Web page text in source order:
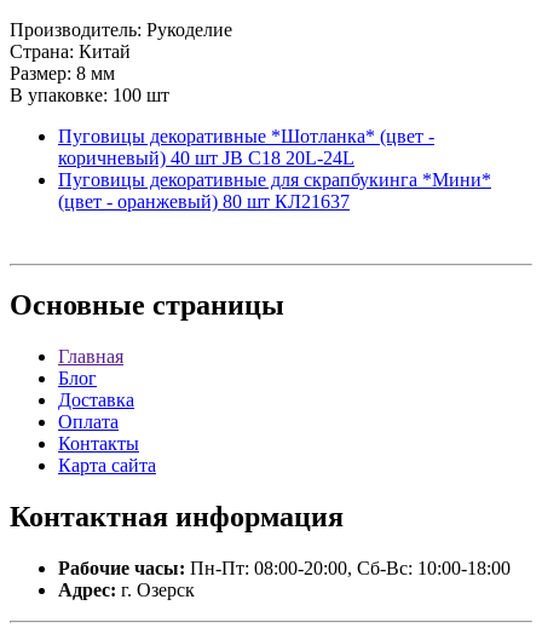
Производитель: Рукоделие
Страна: Китай
Размер: 8 мм
В упаковке: 100 шт
Пуговицы декоративные *Шотланка* (цвет -
коричневый) 40 шт JB C18 20L-24L
Пуговицы декоративные для скрапбукинга *Мини*
(цвет - оранжевый) 80 шт КЛ21637
Основные страницы
Главная
Блог
Доставка
Оплата
Контакты
Карта сайта
Контактная информация
Рабочие часы: Пн-Пт: 08:00-20:00, Сб-Вс: 10:00-18:00
Адрес: г. Озерск